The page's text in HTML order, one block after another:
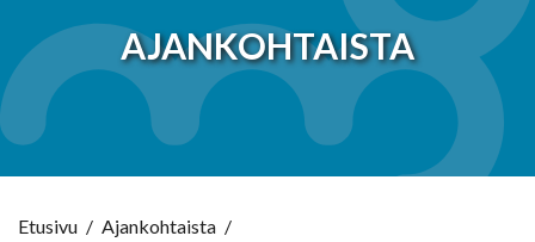
AJANKOHTAISTA
Etusivu / Ajankohtaista /